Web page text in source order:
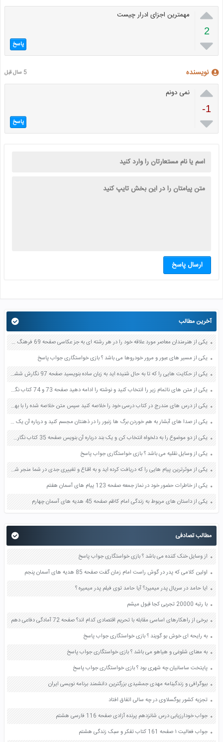

2

مهمترین اجزای ادرار چیست
پاسخ
نویسنده 5 سال قبل

-1

نمی دونم
پاسخ
ارسال پاسخ
آخرین مطالب
یکی از هنرمندان معاصر مورد علاقه خود را در هر رشته ای به جز عکاسی صفحه 69 فرهنگ و هنر نهم
یکی از مسیر های عبور و مرور خودروها می باشد ؟ بازی خواستگاری جواب پاسخ
یکی از حکایت هایی را که تا به حال شنیده اید به زبان ساده بنویسید صفحه 97 نگارش ششم دبستان
یکی از متن های ناتمام زیر را انتخاب کنید و نوشته را ادامه دهید صفحه 73 و 74 کتاب نگارش فارسی پنجم دبستان
یکی از درس های مندرج در کتاب درسی خود را خلاصه کنید سپس متن خلاصه شده را با بهره گیری از روش های دسته بندی نمودار جدول نقشه مفهومی نشان دهید صفحه 118 نگارش یازدهم
یکی از صدا های آبشار به هم خوردن برگ ها زنبور را در ذهنتان مجسم کنید و درباره آن یک بند بنویسید صفحه 11 نگارش پنجم
یکی از دو موضوع را به دلخواه انتخاب کن و یک بند درباره آن بنویس صفحه 35 کتاب نگارش فارسی سوم
یکی از وسایل نقلیه می باشد ؟ بازی خواستگاری جواب پاسخ
یکی از موثرترین پیام هایی را که دریافت کرده اید و به اقناع و تغییری جدی در شما منجر شده است برسی کنید و علت این تاثیر گذاری قابل توجه را بنویسید صفحه 52 تفکر و سواد رسانه ای دهم
یکی از خاطرات حضور خود در نماز جمعه صفحه 123 پیام های آسمان هفتم
یکی از داستان های مربوط به زندگی امام کاظم صفحه 45 هدیه های آسمان چهارم
مطالب تصادفی
از وسایل خنک کننده می باشد ؟ بازی خواستگاری جواب پاسخ
اولین کلامی که پدر در گوش راست امام زمان گفت صفحه 85 هدیه های آسمان پنجم
ایا حامد در سریال پدر میمیرد؟ آیا حامد توی فیلم پدر میمیره ؟
با رتبه 20000 تجربی کجا قبول میشم
برخی از راهکارهای اساسی مقابله با تحریم اقتصادی کدام اند؟ صفحه 72 آمادگی دفاعی دهم
به رایحه ای خوش بو گویند ؟ بازی خواستگاری جواب پاسخ
به معنای شلوغی و هیاهو می باشد ؟ بازی خواستگاری جواب پاسخ
پایتخت ساسانیان چه شهری بود ؟ بازی خواستگاری جواب پاسخ
بیوگرافی و زندگینامه مهدی جمشیدی بزرگترین دانشمند برنامه نویسی ایران
تجزیه کشور یوگسلاوی در چه سالی اتفاق افتاد
جواب خودارزیابی درس شانزدهم پرنده آزادی صفحه 116 فارسی هشتم
جواب فعالیت ۱ صفحه 161 کتاب تفکر و سبک زندگی هشتم